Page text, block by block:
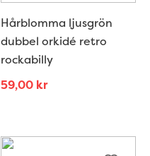
Hårblomma ljusgrön
dubbel orkidé retro
rockabilly
59,00 kr